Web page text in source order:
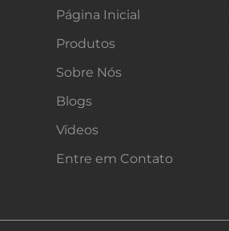
Página Inicial
Produtos
Sobre Nós
Blogs
Vídeos
Entre em Contato